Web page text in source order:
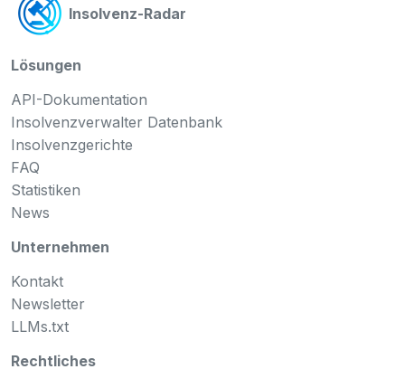
Insolvenz-Radar
Lösungen
API-Dokumentation
Insolvenzverwalter Datenbank
Insolvenzgerichte
FAQ
Statistiken
News
Unternehmen
Kontakt
Newsletter
LLMs.txt
Rechtliches